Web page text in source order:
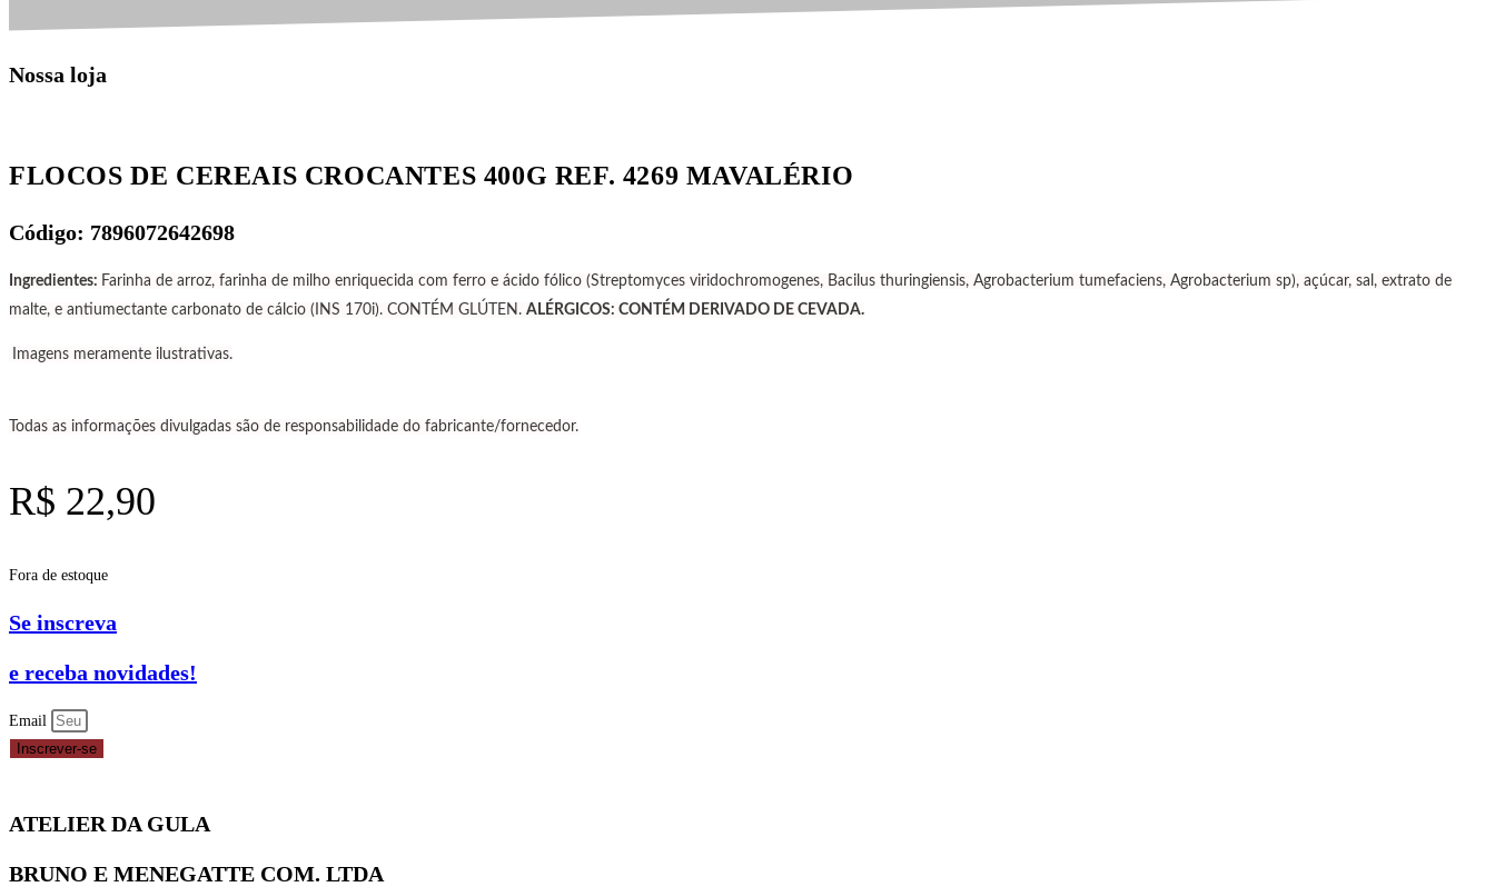
Nossa loja
FLOCOS DE CEREAIS CROCANTES 400G REF. 4269 MAVALÉRIO
Código: 7896072642698
Ingredientes: Farinha de arroz, farinha de milho enriquecida com ferro e ácido fólico (Streptomyces viridochromogenes, Bacilus thuringiensis, Agrobacterium tumefaciens, Agrobacterium sp), açúcar, sal, extrato de
malte, e antiumectante carbonato de cálcio (INS 170i). CONTÉM GLÚTEN. ALÉRGICOS: CONTÉM DERIVADO DE CEVADA.
Imagens meramente ilustrativas.
Todas as informações divulgadas são de responsabilidade do fabricante/fornecedor.
R$ 22,90
Fora de estoque
Se inscreva
e receba novidades!
Email
Inscrever-se
ATELIER DA GULA
BRUNO E MENEGATTE COM. LTDA